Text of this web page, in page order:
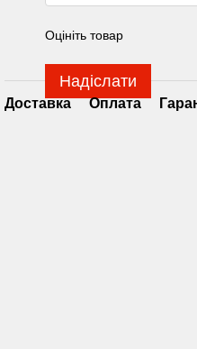
Оцініть товар
Надіслати
Доставка Оплата